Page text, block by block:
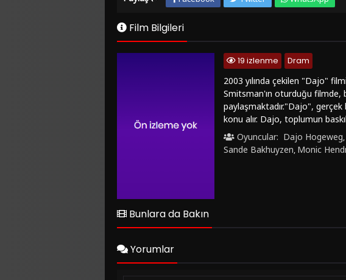
Film Bilgileri
19 izlenme
Dram
2003 yılında çekilen "Dajo"
Smitsman'ın oturduğu filmde,
paylaşmaktadır."Dajo", gerçek
konu alır. Dajo, toplumun
Karakterin içsel çatışmaları
aynı zamanda oyunculuk
izleyicileri karakterin
Oyuncular: Dajo Hogeweg,
Sande Bakhuyzen, Monic
Bunlara da Bakın
Yorumlar